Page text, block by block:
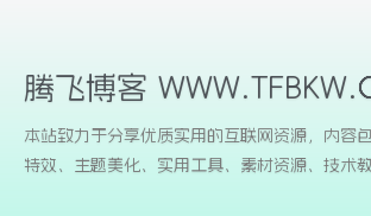
腾飞博客
本站致力于分享优质实用的互联网资源，内容
特效、主题美化、实用工具、素材资源、技术